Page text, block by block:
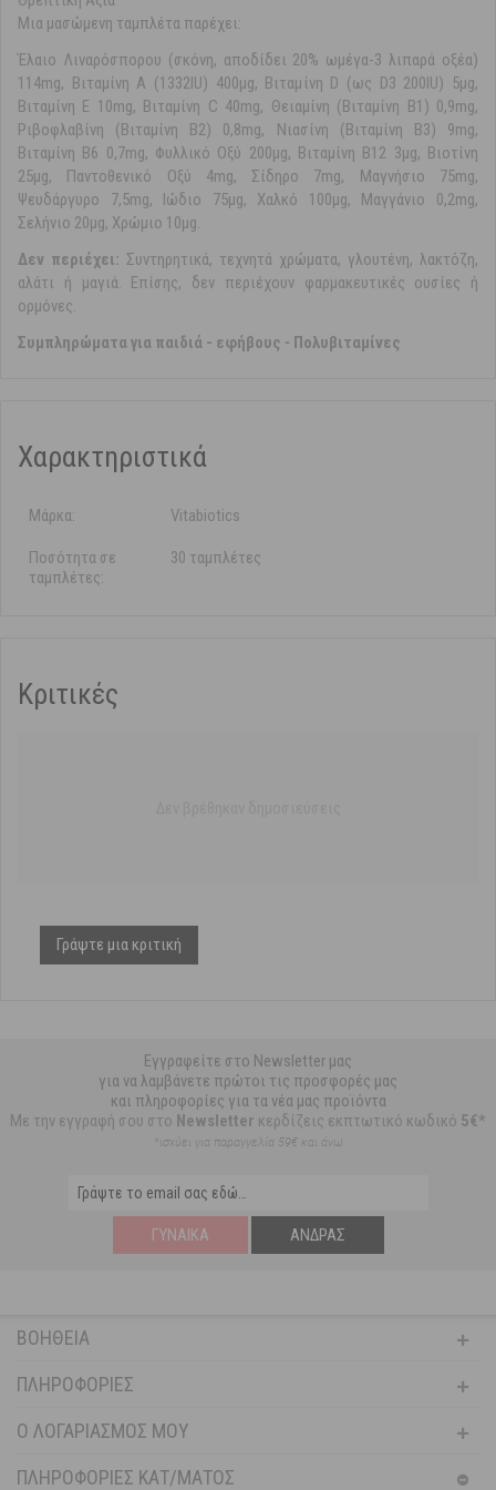
Μια μασώμενη ταμπλέτα παρέχει:
Έλαιο Λιναρόσπορου (σκόνη, αποδίδει 20% ωμέγα-3 λιπαρά οξέα)
114mg, Βιταμίνη A (1332IU) 400μg, Βιταμίνη D (ως D3 200IU) 5μg,
Βιταμίνη E 10mg, Βιταμίνη C 40mg, Θειαμίνη (Βιταμίνη B1) 0,9mg,
Ριβοφλαβίνη (Βιταμίνη B2) 0,8mg, Νιασίνη (Βιταμίνη B3) 9mg,
Βιταμίνη B6 0,7mg, Φυλλικό Οξύ 200μg, Βιταμίνη B12 3μg, Βιοτίνη
25μg, Παντοθενικό Οξύ 4mg, Σίδηρο 7mg, Μαγνήσιο 75mg,
Ψευδάργυρο 7,5mg, Ιώδιο 75μg, Χαλκό 100μg, Μαγγάνιο 0,2mg,
Σελήνιο 20μg, Χρώμιο 10μg.
Δεν περιέχει: Συντηρητικά, τεχνητά χρώματα, γλουτένη, λακτόζη,
αλάτι ή μαγιά. Επίσης, δεν περιέχουν φαρμακευτικές ουσίες ή
ορμόνες.
Συμπληρώματα για παιδιά - εφήβους - Πολυβιταμίνες
Χαρακτηριστικά
Μάρκα: Vitabiotics
Ποσότητα σε
ταμπλέτες:
30 ταμπλέτες
Κριτικές
Γράψτε μια κριτική
Εγγραφείτε στο Newsletter μας
για να λαμβάνετε πρώτοι τις προσφορές μας
και πληροφορίες για τα νέα μας προϊόντα
Με την εγγραφή σου στο Newsletter κερδίζεις εκπτωτικό κωδικό 5€*
*ισχύει για παραγγελία 59€ και άνω
ΓΥΝΑΊΚΑ ΆΝΔΡΑΣ
ΒΟΉΘΕΙΑ
ΠΛΗΡΟΦΟΡΊΕΣ
Ο ΛΟΓΑΡΙΑΣΜΌΣ ΜΟΥ
ΠΛΗΡΟΦΟΡΙΕΣ ΚΑΤ/ΜΑΤΟΣ